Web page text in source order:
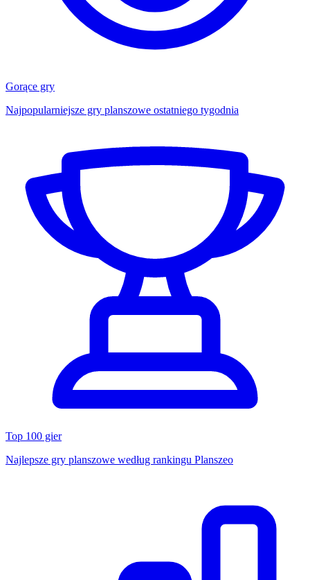
Gorące gry
Najpopularniejsze gry planszowe ostatniego tygodnia
Top 100 gier
Najlepsze gry planszowe według rankingu Planszeo